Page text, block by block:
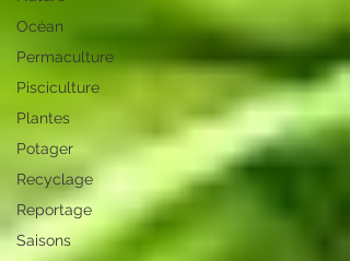
Océan
Permaculture
Pisciculture
Plantes
Potager
Recyclage
Reportage
Saisons